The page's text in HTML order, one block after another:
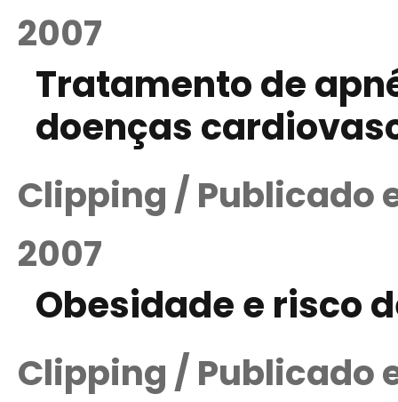
2007
Tratamento de
doenças
Clipping / Publicado
2007
Obesidade e risco
Clipping / Publicado